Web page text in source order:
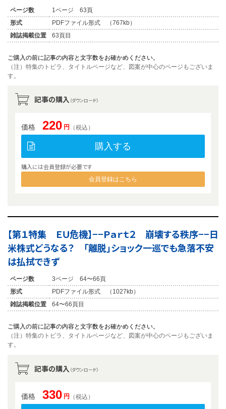
ページ数
1ページ 63頁
形式
PDFファイル形式 （767kb）
雑誌掲載位置
63頁目
ご購入の前に記事の内容と文字数をお確かめください。
（注）特集のトビラ、タイトルページなど、図案が中心のページもございま
す。
記事の購入 （ダウンロード）
価格 220 円 （税込）
購入する
購入には会員登録が必要です
会員登録はこちら
【第１特集 ＥＵ危機】−−Ｐａｒｔ２ 崩壊する秩序−−日
米株式どうなる？ 「離脱」ショック一巡でも急落不安
は払拭できず
ページ数
3ページ 64〜66頁
形式
PDFファイル形式 （1027kb）
雑誌掲載位置
64〜66頁目
ご購入の前に記事の内容と文字数をお確かめください。
（注）特集のトビラ、タイトルページなど、図案が中心のページもございま
す。
記事の購入 （ダウンロード）
価格 330 円 （税込）